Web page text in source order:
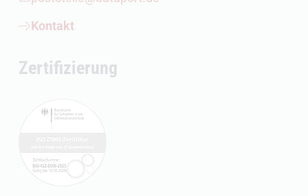
Kontakt
Zertifizierung